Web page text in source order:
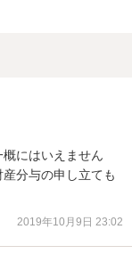
にはいえません
分与の申し立ても
2019年10月9日 23:02